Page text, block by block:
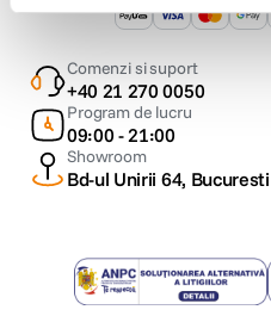
Comenzi si suport
+40 21 270 0050
Program de lucru
09:00 - 21:00
Showroom
Bd-ul Unirii 64, Bucuresti